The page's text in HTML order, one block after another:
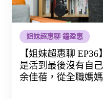
姐妹超惠聊 鐘盈惠
【姐妹超惠聊
是活到最後沒有自
余佳蓓，從全職媽